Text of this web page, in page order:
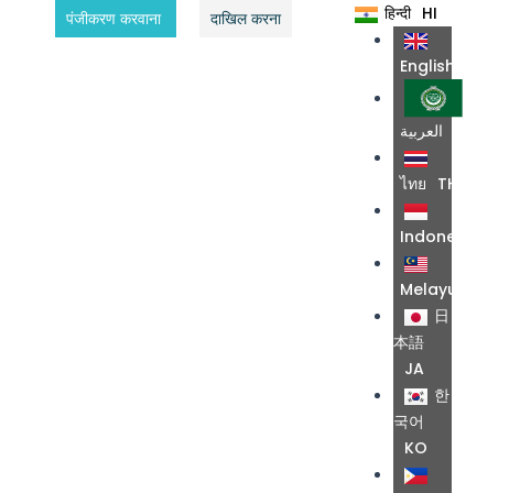
पंजीकरण करवाना दाखिल करना हिन्दी HI
English
العربية
ไทย TH
Indonesia
Melayu
日
本語
JA
한
국어
KO